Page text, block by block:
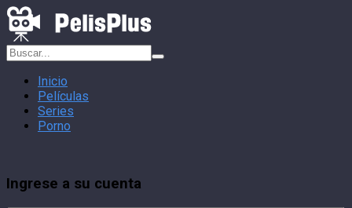
Inicio
Películas
Series
Porno
Ingrese a su cuenta